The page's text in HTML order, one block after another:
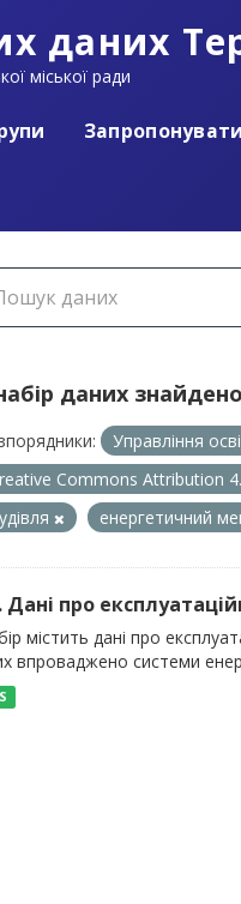
даних
міської ради
даних знайдено
Управління
Commons Attribution
енергетичний
Дані про
містить дані про
впроваджено системи